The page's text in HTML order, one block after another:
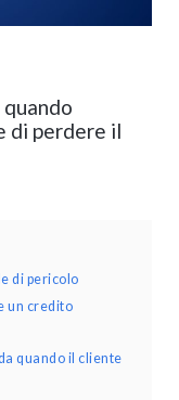
di perdere il
di pericolo
un credito
quando il cliente